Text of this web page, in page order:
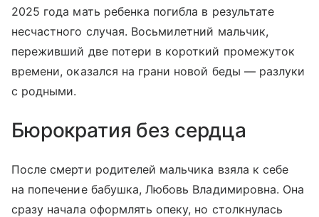
2025 года мать ребенка погибла в результате
несчастного случая. Восьмилетний мальчик,
переживший две потери в короткий промежуток
времени, оказался на грани новой беды — разлуки
с родными.
Бюрократия без сердца
После смерти родителей мальчика взяла к себе
на попечение бабушка, Любовь Владимировна. Она
сразу начала оформлять опеку, но столкнулась